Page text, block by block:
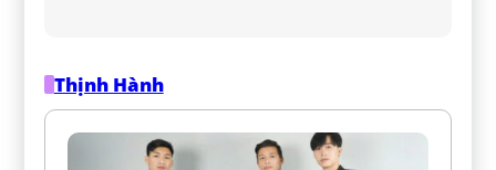
Thịnh Hành